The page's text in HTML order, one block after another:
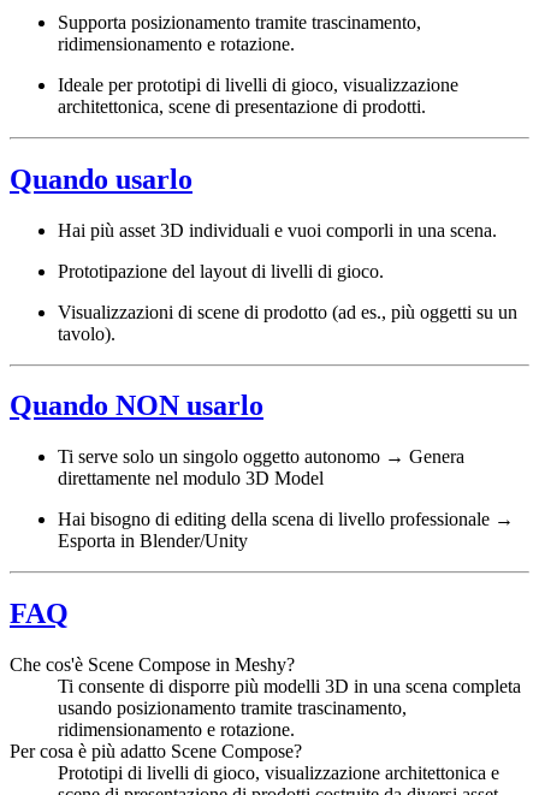
Supporta posizionamento tramite trascinamento,
ridimensionamento e rotazione.
Ideale per prototipi di livelli di gioco, visualizzazione
architettonica, scene di presentazione di prodotti.
Quando usarlo
Hai più asset 3D individuali e vuoi comporli in una scena.
Prototipazione del layout di livelli di gioco.
Visualizzazioni di scene di prodotto (ad es., più oggetti su un
tavolo).
Quando NON usarlo
Ti serve solo un singolo oggetto autonomo → Genera
direttamente nel modulo 3D Model
Hai bisogno di editing della scena di livello professionale →
Esporta in Blender/Unity
FAQ
Che cos'è Scene Compose in Meshy?
Ti consente di disporre più modelli 3D in una scena completa
usando posizionamento tramite trascinamento,
ridimensionamento e rotazione.
Per cosa è più adatto Scene Compose?
Prototipi di livelli di gioco, visualizzazione architettonica e